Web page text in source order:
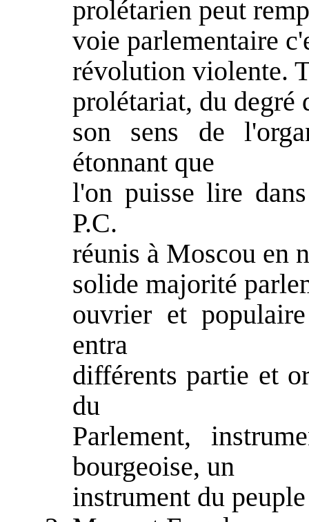
prolétarien peut
voie parlementaire
révolution violente.
prolétariat, du degré
son sens de
étonnant que
l'on puisse lire
P.C.
réunis à Moscou en
solide majorité
ouvrier et
entra
différents partie et
du
Parlement,
bourgeoise, un
instrument du